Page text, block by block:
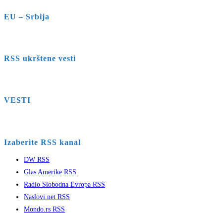
EU – Srbija
RSS ukrštene vesti
VESTI
Izaberite RSS kanal
DW RSS
Glas Amerike RSS
Radio Slobodna Evropa RSS
Naslovi.net RSS
Mondo.rs RSS